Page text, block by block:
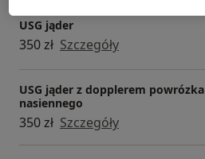
USG jąder
350 zł Szczegóły
USG jąder z dopplerem powrózka
nasiennego
350 zł Szczegóły